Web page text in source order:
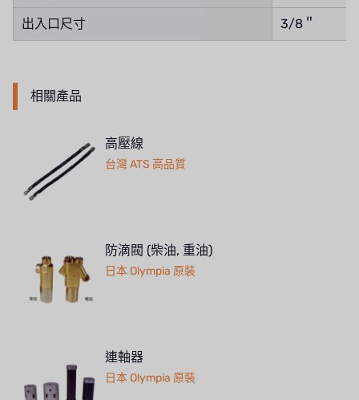
LECIP
JACOBI
WAVE CYBER
BOSCHINI
WL
CASH ACME
RUNXIN
出入口尺寸 3/8＂
相關產品
高壓線
台灣 ATS 高品質
防滴閥 (柴油, 重油)
日本 Olympia 原裝
連軸器
日本 Olympia 原裝